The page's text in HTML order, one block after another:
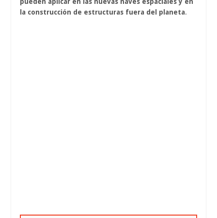
pueden aplicar en las nuevas naves espaciales y en
la construcción de estructuras fuera del planeta.